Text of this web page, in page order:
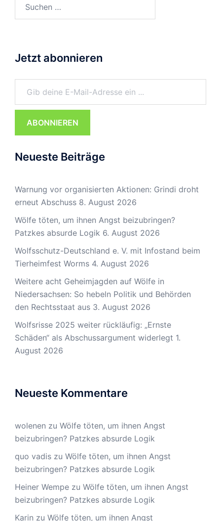
Jetzt abonnieren
Gib deine E-Mail-Adresse ein ...
ABONNIEREN
Neueste Beiträge
Warnung vor organisierten Aktionen: Grindi droht
erneut Abschuss 8. August 2026
Wölfe töten, um ihnen Angst beizubringen?
Patzkes absurde Logik 6. August 2026
Wolfsschutz-Deutschland e. V. mit Infostand beim
Tierheimfest Worms 4. August 2026
Weitere acht Geheimjagden auf Wölfe in
Niedersachsen: So hebeln Politik und Behörden
den Rechtsstaat aus 3. August 2026
Wolfsrisse 2025 weiter rückläufig: „Ernste
Schäden“ als Abschussargument widerlegt 1.
August 2026
Neueste Kommentare
wolenen zu Wölfe töten, um ihnen Angst
beizubringen? Patzkes absurde Logik
quo vadis zu Wölfe töten, um ihnen Angst
beizubringen? Patzkes absurde Logik
Heiner Wempe zu Wölfe töten, um ihnen Angst
beizubringen? Patzkes absurde Logik
Karin zu Wölfe töten, um ihnen Angst